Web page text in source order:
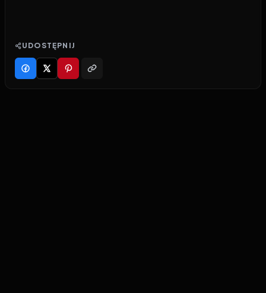
UDOSTĘPNIJ